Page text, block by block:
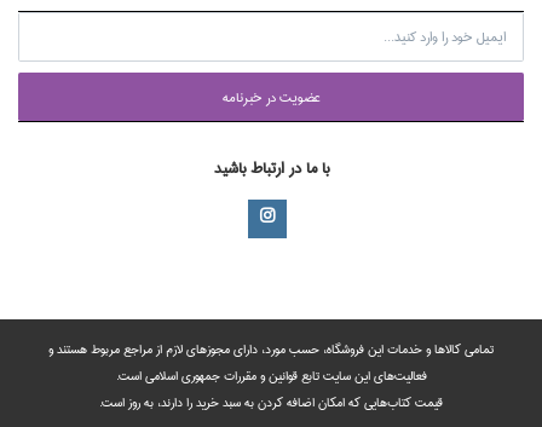
عضويت در خبرنامه
با ما در ارتباط باشید
تمامی‌ کالاها و خدمات این فروشگاه، حسب مورد،‌ دارای مجوزهای لازم از مراجع مربوط هستند ‌و‌‌
فعالیت‌های این سایت تابع قوانین و مقررات جمهوری اسلامی است.
قیمت کتاب‌هایی که امکان اضافه کردن به سبد خرید را دارند،‌ به روز است.